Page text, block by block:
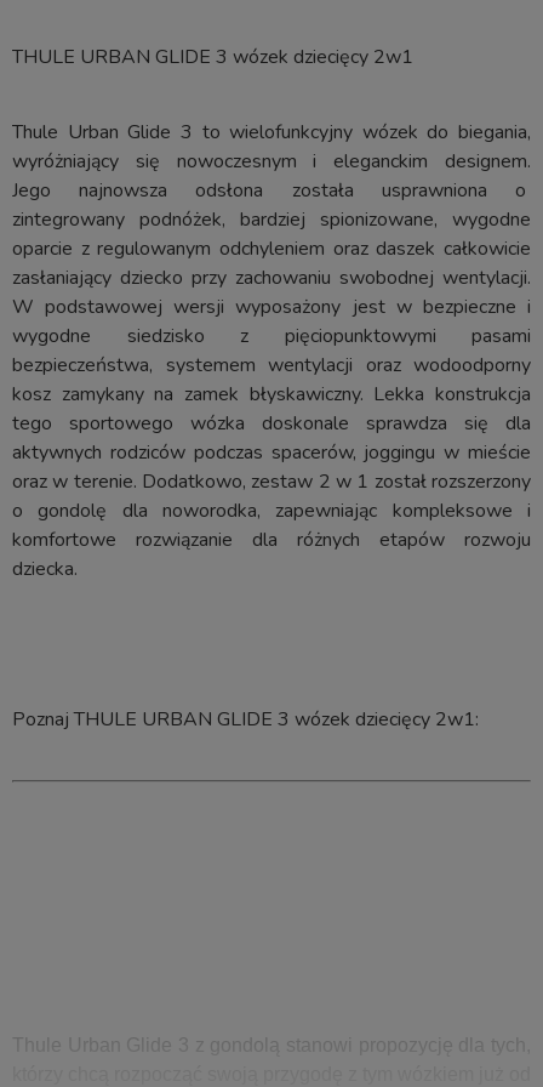
THULE URBAN GLIDE 3 wózek dziecięcy 2w1
Thule Urban Glide 3 to wielofunkcyjny wózek do biegania,
wyróżniający się nowoczesnym i eleganckim designem.
Jego najnowsza odsłona została usprawniona o
zintegrowany podnóżek, bardziej spionizowane, wygodne
oparcie z regulowanym odchyleniem oraz daszek całkowicie
zasłaniający dziecko przy zachowaniu swobodnej wentylacji.
W podstawowej wersji wyposażony jest w bezpieczne i
wygodne siedzisko z pięciopunktowymi pasami
bezpieczeństwa, systemem wentylacji oraz wodoodporny
kosz zamykany na zamek błyskawiczny. Lekka konstrukcja
tego sportowego wózka doskonale sprawdza się dla
aktywnych rodziców podczas spacerów, joggingu w mieście
oraz w terenie. Dodatkowo, zestaw 2 w 1 został rozszerzony
o gondolę dla noworodka, zapewniając kompleksowe i
komfortowe rozwiązanie dla różnych etapów rozwoju
dziecka.
Poznaj THULE URBAN GLIDE 3 wózek dziecięcy 2w1:
Thule Urban Glide 3 z gondolą stanowi propozycję dla tych,